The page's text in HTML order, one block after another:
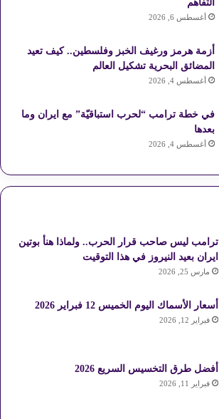
التفاهم
أغسطس 6, 2026
أزمة هرمز ورغيف الخبز وفلسطين.. كيف تعيد
المضائق البحرية تشكيل العالم
أغسطس 4, 2026
في خطة ترامب “لحرب استباقيّة” مع ايران وما
بعدها
أغسطس 4, 2026
ترامب ليس صاحب قرار الحرب.. ولماذا هنأ بوتين
ايران بعيد النيروز في هذا التوقيت
مارس 25, 2026
أسعار الأسماك اليوم الخميس 12 فبراير 2026
فبراير 12, 2026
أفضل طرق التخسيس السريع 2026
فبراير 11, 2026